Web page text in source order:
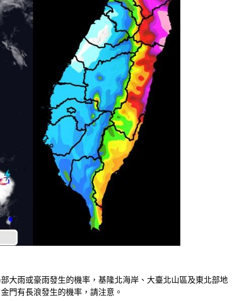
大雨或豪雨發生的機率，基隆北海岸、大臺北山區及東北部地
門有長浪發生的機率，請注意。